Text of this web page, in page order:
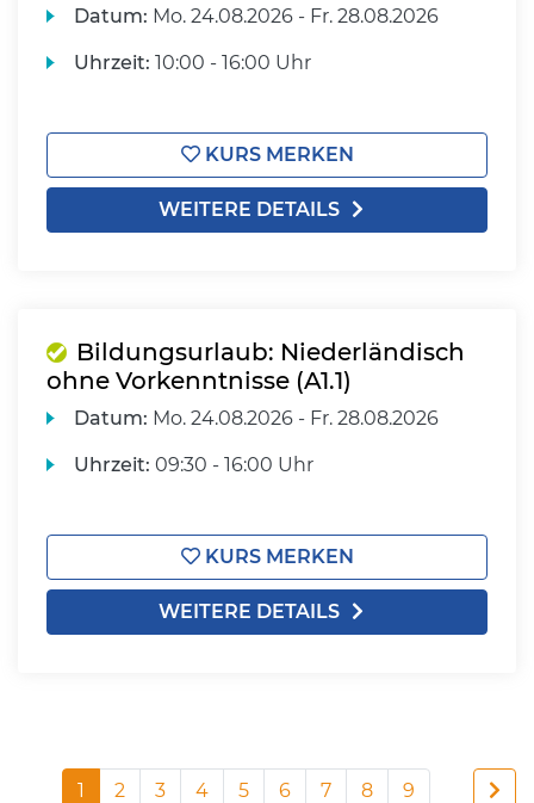
Datum: Mo. 24.08.2026 - Fr. 28.08.2026
Uhrzeit: 10:00 - 16:00 Uhr
KURS MERKEN
WEITERE DETAILS
Bildungsurlaub: Niederländisch
ohne Vorkenntnisse (A1.1)
Datum: Mo. 24.08.2026 - Fr. 28.08.2026
Uhrzeit: 09:30 - 16:00 Uhr
KURS MERKEN
WEITERE DETAILS
1 2 3 4 5 6 7 8 9